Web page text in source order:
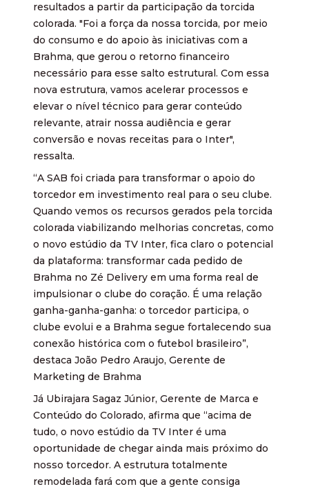
resultados a partir da participação da torcida
colorada. "Foi a força da nossa torcida, por meio
do consumo e do apoio às iniciativas com a
Brahma, que gerou o retorno financeiro
necessário para esse salto estrutural. Com essa
nova estrutura, vamos acelerar processos e
elevar o nível técnico para gerar conteúdo
relevante, atrair nossa audiência e gerar
conversão e novas receitas para o Inter",
ressalta.
“A SAB foi criada para transformar o apoio do
torcedor em investimento real para o seu clube.
Quando vemos os recursos gerados pela torcida
colorada viabilizando melhorias concretas, como
o novo estúdio da TV Inter, fica claro o potencial
da plataforma: transformar cada pedido de
Brahma no Zé Delivery em uma forma real de
impulsionar o clube do coração. É uma relação
ganha-ganha-ganha: o torcedor participa, o
clube evolui e a Brahma segue fortalecendo sua
conexão histórica com o futebol brasileiro”,
destaca João Pedro Araujo, Gerente de
Marketing de Brahma
Já Ubirajara Sagaz Júnior, Gerente de Marca e
Conteúdo do Colorado, afirma que “acima de
tudo, o novo estúdio da TV Inter é uma
oportunidade de chegar ainda mais próximo do
nosso torcedor. A estrutura totalmente
remodelada fará com que a gente consiga